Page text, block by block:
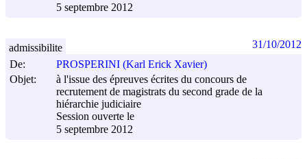
5 septembre 2012
De:
PROSPERINI (Karl Erick Xavier)
Objet:
à l'issue des épreuves écrites du concours de
recrutement de magistrats du second grade de la
hiérarchie judiciaire
Session ouverte le
5 septembre 2012
admissibilite 31/10/2012